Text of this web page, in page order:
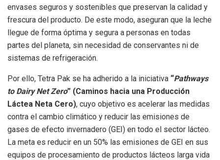
envases seguros y sostenibles que preservan la calidad y
frescura del producto. De este modo, aseguran que la leche
llegue de forma óptima y segura a personas en todas
partes del planeta, sin necesidad de conservantes ni de
sistemas de refrigeración.
Por ello, Tetra Pak se ha adherido a la iniciativa “Pathways
to Dairy Net Zero” (Caminos hacia una Producción
Láctea Neta Cero), cuyo objetivo es acelerar las medidas
contra el cambio climático y reducir las emisiones de
gases de efecto invernadero (GEI) en todo el sector lácteo.
La meta es reducir en un 50% las emisiones de GEI en sus
equipos de procesamiento de productos lácteos larga vida